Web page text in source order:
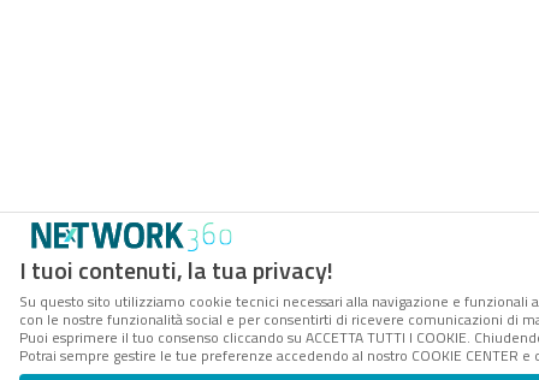
I tuoi contenuti, la tua privacy!
Su questo sito utilizziamo cookie tecnici necessari alla navigazione e
con le nostre funzionalità social e per consentirti di ricevere comunicazioni di
Puoi esprimere il tuo consenso cliccando su ACCETTA TUTTI I COOKIE.
Potrai sempre gestire le tue preferenze accedendo al nostro COOKIE